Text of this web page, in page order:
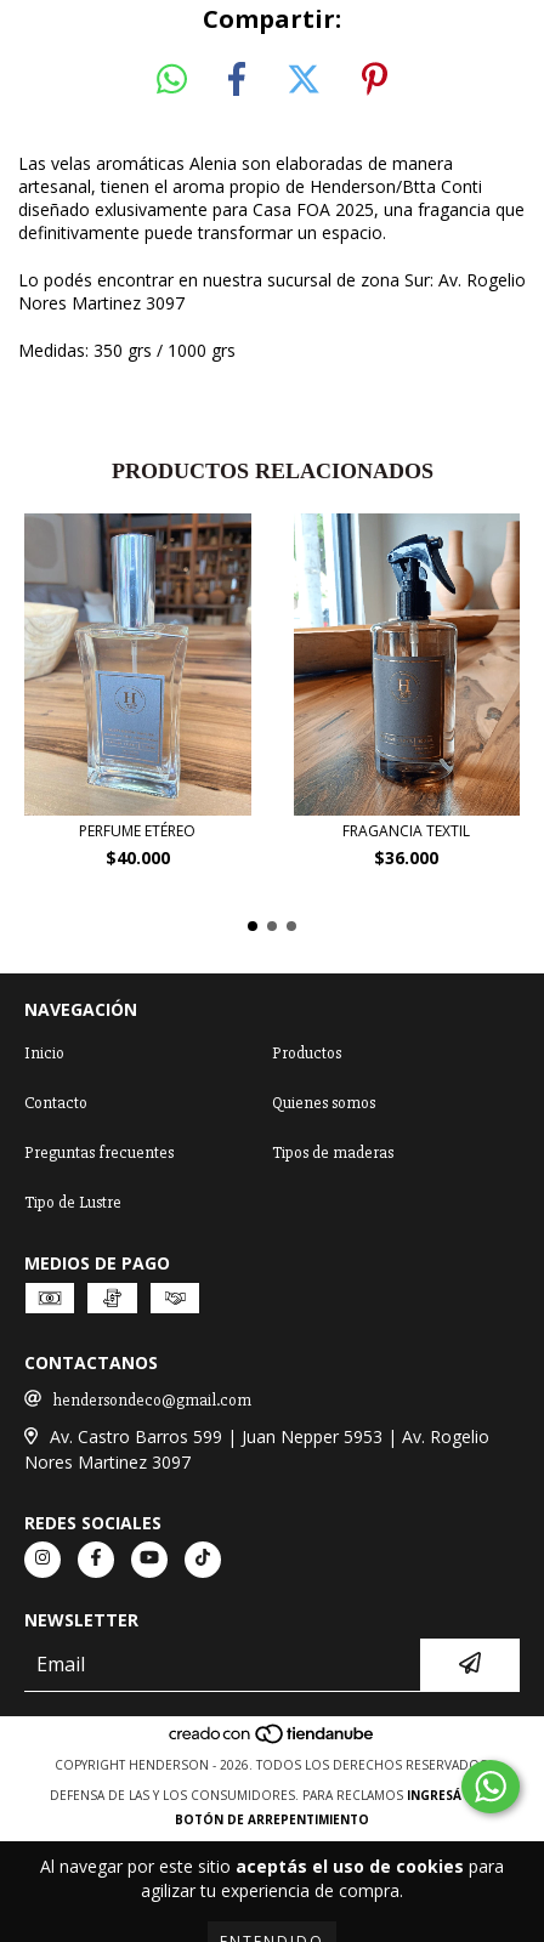
Al navegar por este sitio aceptás el uso de cookies para
agilizar tu experiencia de compra.
Compartir:
Las velas aromáticas Alenia son elaboradas de manera
artesanal, tienen el aroma propio de Henderson/Btta Conti
diseñado exlusivamente para Casa FOA 2025, una fragancia que
definitivamente puede transformar un espacio.
Lo podés encontrar en nuestra sucursal de zona Sur: Av. Rogelio
Nores Martinez 3097
Medidas: 350 grs / 1000 grs
PRODUCTOS RELACIONADOS
PERFUME ETÉREO
$40.000
FRAGANCIA TEXTIL
$36.000
NAVEGACIÓN
Inicio Productos
Contacto Quienes somos
Preguntas frecuentes Tipos de maderas
Tipo de Lustre
MEDIOS DE PAGO
CONTACTANOS
hendersondeco@gmail.com
Av. Castro Barros 599 | Juan Nepper 5953 | Av. Rogelio
Nores Martinez 3097
REDES SOCIALES
NEWSLETTER
COPYRIGHT HENDERSON - 2026. TODOS LOS DERECHOS RESERVADOS.
DEFENSA DE LAS Y LOS CONSUMIDORES. PARA RECLAMOS INGRESÁ ACÁ.
BOTÓN DE ARREPENTIMIENTO